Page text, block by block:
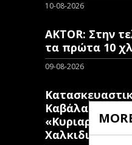
10-08-2026
AKTOR: Στην
τα πρώτα 10
09-08-2026
Καβάλα και
«Κυριαρχούν»
Χαλκιδικής